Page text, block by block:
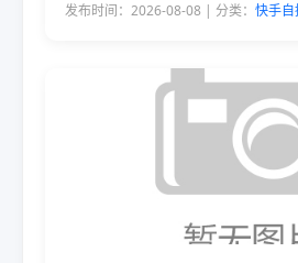
发布时间：2026-08-08 | 分类： 快手